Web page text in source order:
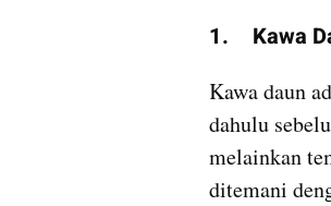
1.	Kawa
Kawa daun
dahulu
melainkan
ditemani